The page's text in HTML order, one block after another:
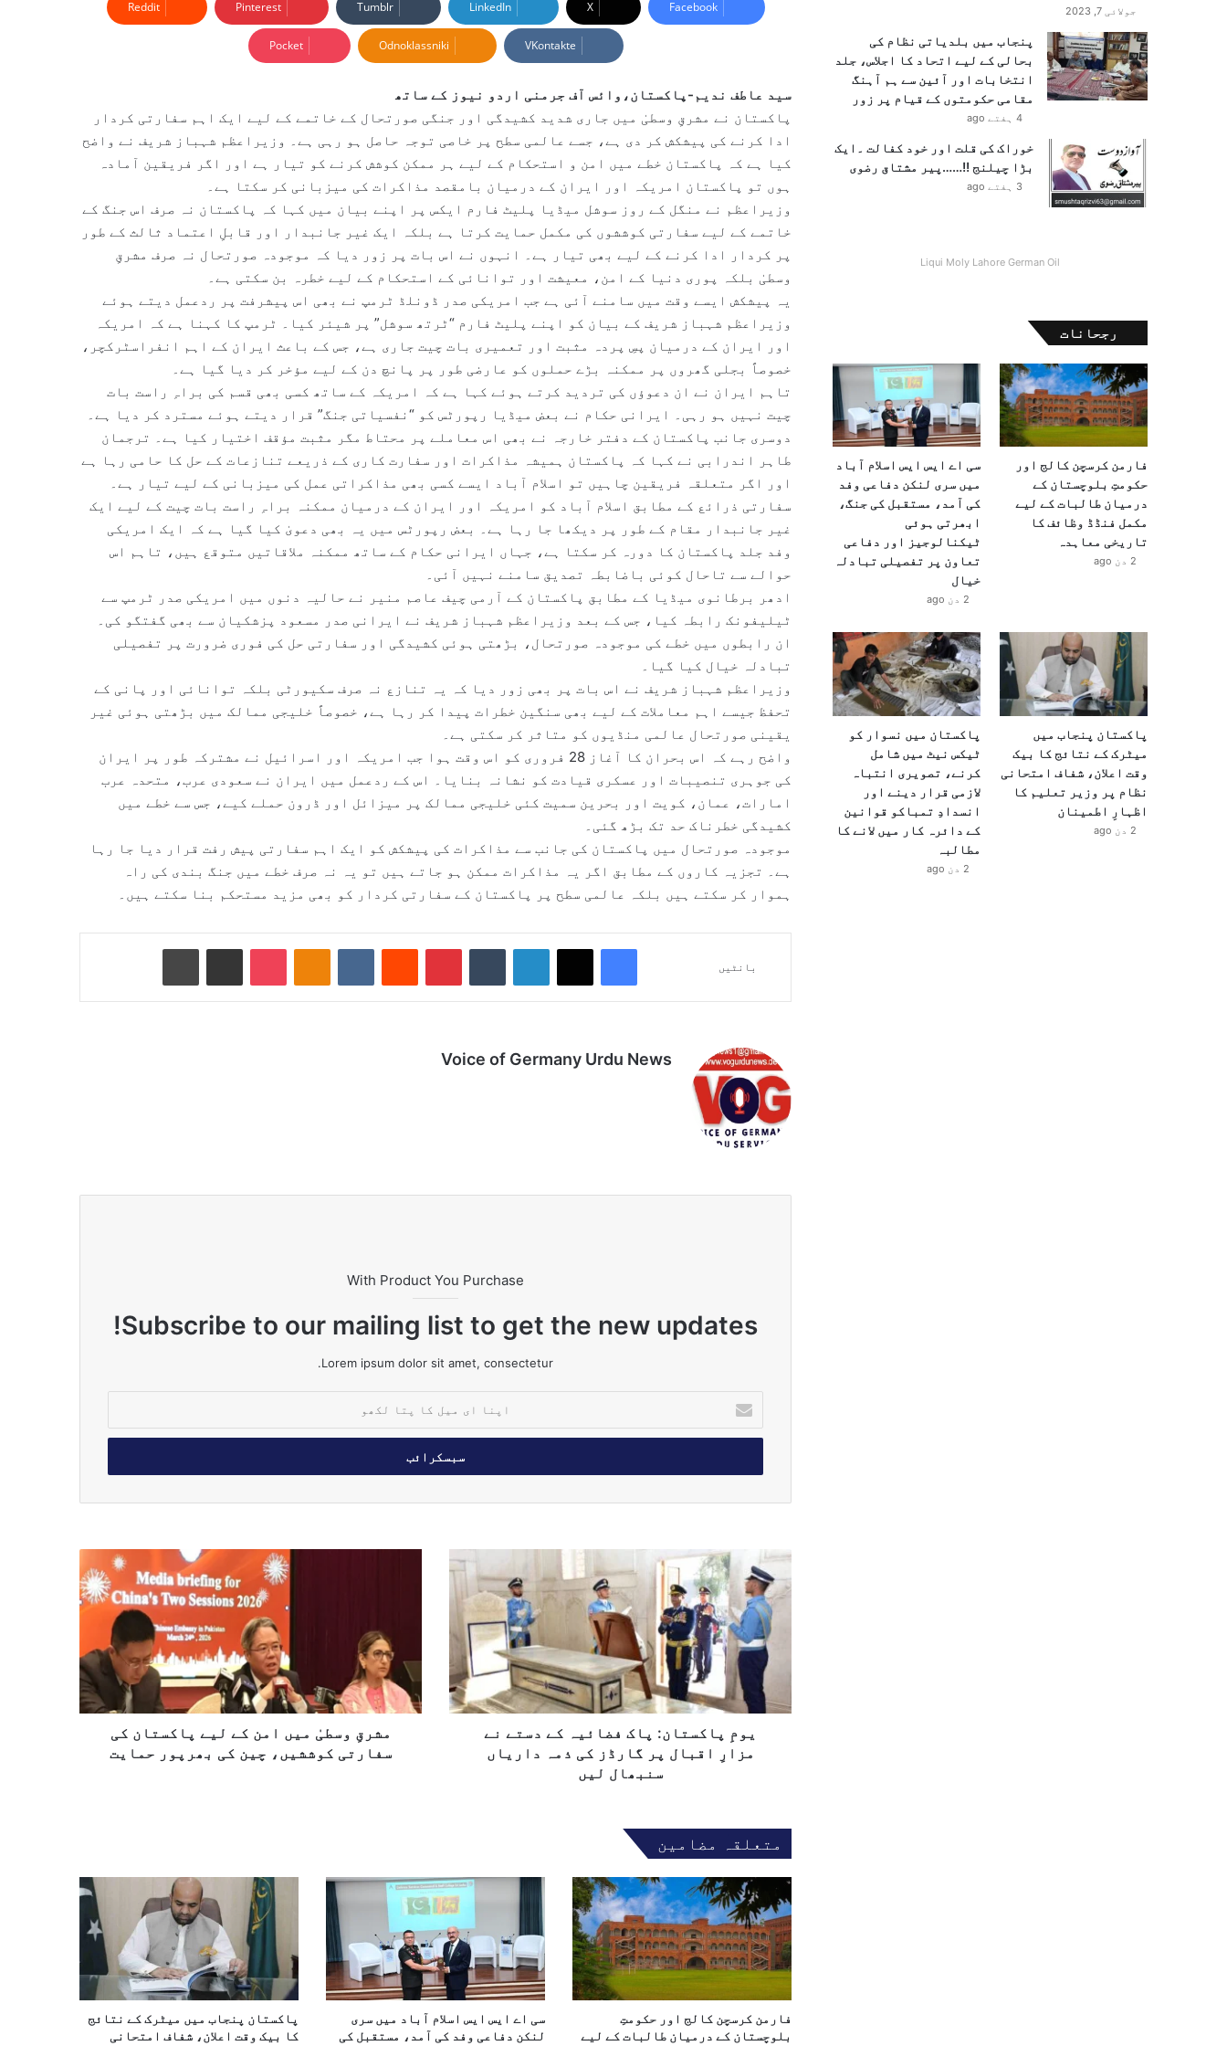
d
n
e
Facebook
X
LinkedIn
Tumblr
Pinterest
Reddit
VKontakte
Odnoklassniki
Pocket
سید عاطف ندیم-پاکستان،وائس آف جرمنی اردو نیوز کے ساتھ
پاکستان نے مشرقِ وسطیٰ میں جاری شدید کشیدگی اور جنگی صورتحال کے خاتمے کے لیے ایک اہم سفارتی کردار
ادا کرنے کی پیشکش کر دی ہے، جسے عالمی سطح پر خاصی توجہ حاصل ہو رہی ہے۔ وزیراعظم شہباز شریف نے واضح
کیا ہے کہ پاکستان خطے میں امن و استحکام کے لیے ہر ممکن کوشش کرنے کو تیار ہے اور اگر فریقین آمادہ
ہوں تو پاکستان امریکہ اور ایران کے درمیان بامقصد مذاکرات کی میزبانی کر سکتا ہے۔
وزیراعظم نے منگل کے روز سوشل میڈیا پلیٹ فارم ایکس پر اپنے بیان میں کہا کہ پاکستان نہ صرف اس جنگ کے
خاتمے کے لیے سفارتی کوششوں کی مکمل حمایت کرتا ہے بلکہ ایک غیر جانبدار اور قابلِ اعتماد ثالث کے طور
پر کردار ادا کرنے کے لیے بھی تیار ہے۔ انہوں نے اس بات پر زور دیا کہ موجودہ صورتحال نہ صرف مشرقِ
وسطیٰ بلکہ پوری دنیا کے امن، معیشت اور توانائی کے استحکام کے لیے خطرہ بن سکتی ہے۔
یہ پیشکش ایسے وقت میں سامنے آئی ہے جب امریکی صدر ڈونلڈ ٹرمپ نے بھی اس پیشرفت پر ردعمل دیتے ہوئے
وزیراعظم شہباز شریف کے بیان کو اپنے پلیٹ فارم “ٹرتھ سوشل” پر شیئر کیا۔ ٹرمپ کا کہنا ہے کہ امریکہ
اور ایران کے درمیان پسِ پردہ مثبت اور تعمیری بات چیت جاری ہے، جس کے باعث ایران کے اہم انفراسٹرکچر،
خصوصاً بجلی گھروں پر ممکنہ بڑے حملوں کو عارضی طور پر پانچ دن کے لیے مؤخر کر دیا گیا ہے۔
تاہم ایران نے ان دعوؤں کی تردید کرتے ہوئے کہا ہے کہ امریکہ کے ساتھ کسی بھی قسم کی براہِ راست بات
چیت نہیں ہو رہی۔ ایرانی حکام نے بعض میڈیا رپورٹس کو “نفسیاتی جنگ” قرار دیتے ہوئے مسترد کر دیا ہے۔
دوسری جانب پاکستان کے دفتر خارجہ نے بھی اس معاملے پر محتاط مگر مثبت مؤقف اختیار کیا ہے۔ ترجمان
طاہر اندرابی نے کہا کہ پاکستان ہمیشہ مذاکرات اور سفارت کاری کے ذریعے تنازعات کے حل کا حامی رہا ہے
اور اگر متعلقہ فریقین چاہیں تو اسلام آباد ایسے کسی بھی مذاکراتی عمل کی میزبانی کے لیے تیار ہے۔
سفارتی ذرائع کے مطابق اسلام آباد کو امریکہ اور ایران کے درمیان ممکنہ براہِ راست بات چیت کے لیے ایک
غیر جانبدار مقام کے طور پر دیکھا جا رہا ہے۔ بعض رپورٹس میں یہ بھی دعویٰ کیا گیا ہے کہ ایک امریکی
وفد جلد پاکستان کا دورہ کر سکتا ہے، جہاں ایرانی حکام کے ساتھ ممکنہ ملاقاتیں متوقع ہیں، تاہم اس
حوالے سے تاحال کوئی باضابطہ تصدیق سامنے نہیں آئی۔
ادھر برطانوی میڈیا کے مطابق پاکستان کے آرمی چیف عاصم منیر نے حالیہ دنوں میں امریکی صدر ٹرمپ سے
ٹیلیفونک رابطہ کیا، جس کے بعد وزیراعظم شہباز شریف نے ایرانی صدر مسعود پزشکیان سے بھی گفتگو کی۔
ان رابطوں میں خطے کی موجودہ صورتحال، بڑھتی ہوئی کشیدگی اور سفارتی حل کی فوری ضرورت پر تفصیلی
تبادلہ خیال کیا گیا۔
وزیراعظم شہباز شریف نے اس بات پر بھی زور دیا کہ یہ تنازع نہ صرف سکیورٹی بلکہ توانائی اور پانی کے
تحفظ جیسے اہم معاملات کے لیے بھی سنگین خطرات پیدا کر رہا ہے، خصوصاً خلیجی ممالک میں بڑھتی ہوئی غیر
یقینی صورتحال عالمی منڈیوں کو متاثر کر سکتی ہے۔
واضح رہے کہ اس بحران کا آغاز 28 فروری کو اس وقت ہوا جب امریکہ اور اسرائیل نے مشترکہ طور پر ایران
کی جوہری تنصیبات اور عسکری قیادت کو نشانہ بنایا۔ اس کے ردعمل میں ایران نے سعودی عرب، متحدہ عرب
امارات، عمان، کویت اور بحرین سمیت کئی خلیجی ممالک پر میزائل اور ڈرون حملے کیے، جس سے خطے میں
کشیدگی خطرناک حد تک بڑھ گئی۔
موجودہ صورتحال میں پاکستان کی جانب سے مذاکرات کی پیشکش کو ایک اہم سفارتی پیش رفت قرار دیا جا رہا
ہے۔ تجزیہ کاروں کے مطابق اگر یہ مذاکرات ممکن ہو جاتے ہیں تو یہ نہ صرف خطے میں جنگ بندی کی راہ
ہموار کر سکتے ہیں بلکہ عالمی سطح پر پاکستان کے سفارتی کردار کو بھی مزید مستحکم بنا سکتے ہیں۔
بانٹیں
X
LinkedIn
VKontakte ای میل کے ذریعے شیئر کریں
Voice of Germany Urdu News
With Product You Purchase
Subscribe to our mailing list to get the new updates!
Lorem ipsum dolor sit amet, consectetur.
ن
ا
ل
ک
ا
پ
ت
ا
ل
ک
ی
و
مِ
س
ا
ف
ئ
ی
ہ
ک
ے
د
س
ت
ے
یومِ پاکستان: پاک فضائیہ کے دستے نے
مزارِ اقبال پر گارڈز کی ذمہ داریاں
سنبھال لیں
یٰ
م
ی
ے
ا
ک
ت
ا
ن
مشرقِ وسطیٰ میں امن کے لیے پاکستان کی
سفارتی کوششیں، چین کی بھرپور حمایت
متعلقہ مضامین
فارمن کرسچن کالج اور حکومتِ
بلوچستان کے درمیان طالبات کے لیے
سی اے ایس ایس اسلام آباد میں سری
لنکن دفاعی وفد کی آمد، مستقبل کی
پاکستان پنجاب میں میٹرک کے نتائج
کا بیک وقت اعلان، شفاف امتحانی
جولائی 7, 2023
پنجاب میں بلدیاتی نظام کی
بحالی کے لیے اتحاد کا اجلاس، جلد
انتخابات اور آئین سے ہم آہنگ
مقامی حکومتوں کے قیام پر زور
4 ہفتے ago
خوراک کی قلت اور خود کفالت ۔ایک
بڑا چیلنج !!……پیر مشتاق رضوی
3 ہفتے ago
Liqui Moly Lahore German Oil
رجحانات
فارمن کرسچن کالج اور
حکومتِ بلوچستان کے
درمیان طالبات کے لیے
مکمل فنڈڈ وظائف کا
تاریخی معاہدہ
2 دن ago
سی اے ایس ایس اسلام آباد
میں سری لنکن دفاعی وفد
کی آمد، مستقبل کی جنگ،
ابھرتی ہوئی
ٹیکنالوجیز اور دفاعی
تعاون پر تفصیلی تبادلہ
خیال
2 دن ago
پاکستان پنجاب میں
میٹرک کے نتائج کا بیک
وقت اعلان، شفاف امتحانی
نظام پر وزیر تعلیم کا
اظہارِ اطمینان
2 دن ago
پاکستان میں نسوار کو
ٹیکس نیٹ میں شامل
کرنے، تصویری انتباہ
لازمی قرار دینے اور
انسدادِ تمباکو قوانین
کے دائرہ کار میں لانے کا
مطالبہ
2 دن ago